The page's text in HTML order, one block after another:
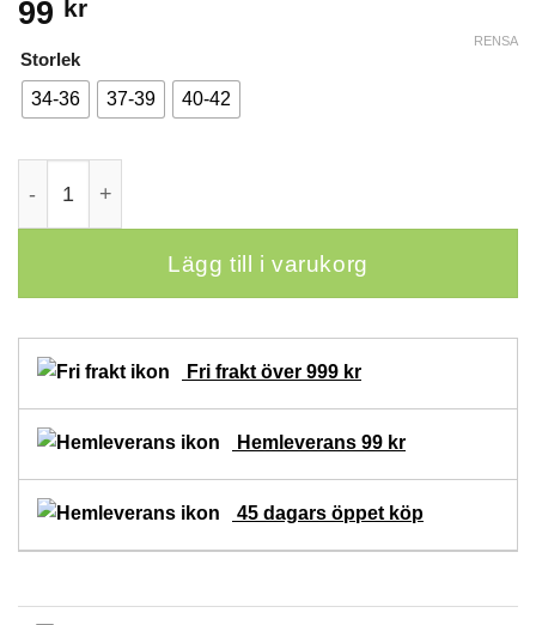
99 kr
Storlek
34-36 37-39 40-42
RENSA
Lägg till i varukorg
Fri frakt över 999 kr
Hemleverans 99 kr
45 dagars öppet köp